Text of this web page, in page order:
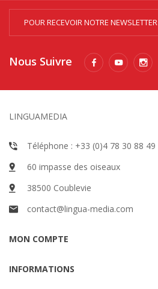
POUR RECEVOIR NOTRE NEWSLETTER
Nous Suivre
LINGUAMEDIA
Téléphone : +33 (0)4 78 30 88 49
60 impasse des oiseaux
38500 Coublevie
contact@lingua-media.com
MON COMPTE
INFORMATIONS